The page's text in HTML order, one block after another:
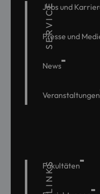
SERVICE
Jobs und
Presse und
News
Veranstaltungen
Fakultäten